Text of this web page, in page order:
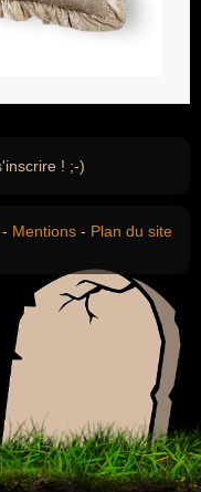
! ;-)
- Mentions - Plan du site